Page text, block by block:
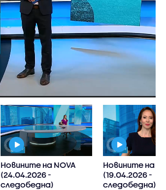
Новините на NOVA
(24.04.2026 -
следобедна)
Новините на
(19.04.2026 -
следобедна)